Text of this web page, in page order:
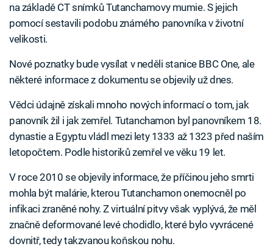
na základě CT snímků Tutanchamovy mumie. S jejich
pomocí sestavili podobu známého panovníka v životní
velikosti.
Nové poznatky bude vysílat v neděli stanice BBC One, ale
některé informace z dokumentu se objevily už dnes.
Vědci údajně získali mnoho nových informací o tom, jak
panovník žil i jak zemřel. Tutanchamon byl panovníkem 18.
dynastie a Egyptu vládl mezi lety 1333 až 1323 před naším
letopočtem. Podle historiků zemřel ve věku 19 let.
V roce 2010 se objevily informace, že příčinou jeho smrti
mohla být malárie, kterou Tutanchamon onemocněl po
infikaci zraněné nohy. Z virtuální pitvy však vyplývá, že měl
značně deformované levé chodidlo, které bylo vyvrácené
dovnitř, tedy takzvanou koňskou nohu.